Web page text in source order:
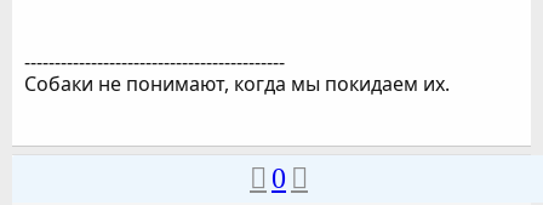
-------------------------------------------
Собаки не понимают, когда мы покидаем их.
0